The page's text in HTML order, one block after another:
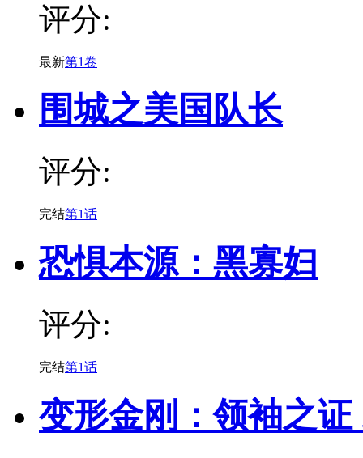
评分:
最新第1卷
围城之美国队长
评分:
完结第1话
恐惧本源：黑寡妇
评分:
完结第1话
变形金刚：领袖之证